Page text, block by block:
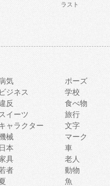
ラスト
気
ポーズ
ビジネス
学校
反
食べ物
スイーツ
旅行
ャラクター
文字
械
マーク
日本
車
具
老人
者
動物
魚